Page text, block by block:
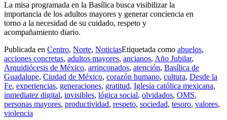
La misa programada en la Basílica busca visibilizar la
importancia de los adultos mayores y generar conciencia en
torno a la necesidad de su cuidado, respeto y
acompañamiento diario.
Publicada en Centro, Norte, NoticiasEtiquetada como abuelos,
acciones concretas, adultos mayores, ancianos, Año Jubilar,
Arquidiócesis de México, arrinconados, atención, Basílica de
Guadalupe, Ciudad de México, corazón humano, cultura, Desde la
Fe, experiencias, generaciones, gratitud, Iglesia católica mexicana,
inmediatez digital, invisibles, lógica social, olvidados, OMS,
personas mayores, productividad, respeto, sociedad, tesoro, valores,
violencia